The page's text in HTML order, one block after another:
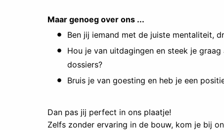
Maar genoeg over ons ...
Ben jij iemand met de juiste mentaliteit,
Hou je van uitdagingen en steek je
dossiers?
Bruis je van goesting en heb je een
Dan pas jij perfect in ons plaatje!
Zelfs zonder ervaring in de bouw, kom je bij